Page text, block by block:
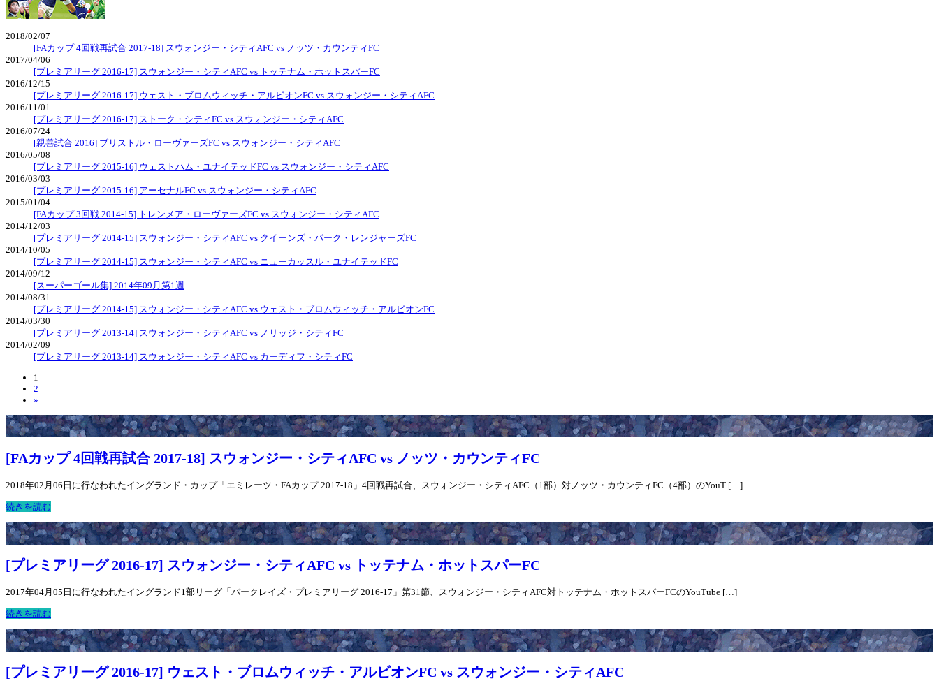
2018/02/07
[FAカップ 4回戦再試合 2017-18] スウォンジー・シティAFC vs ノッツ・カウンティFC
2017/04/06
[プレミアリーグ 2016-17] スウォンジー・シティAFC vs トッテナム・ホットスパーFC
2016/12/15
[プレミアリーグ 2016-17] ウェスト・ブロムウィッチ・アルビオンFC vs スウォンジー・シティAFC
2016/11/01
[プレミアリーグ 2016-17] ストーク・シティFC vs スウォンジー・シティAFC
2016/07/24
[親善試合 2016] ブリストル・ローヴァーズFC vs スウォンジー・シティAFC
2016/05/08
[プレミアリーグ 2015-16] ウェストハム・ユナイテッドFC vs スウォンジー・シティAFC
2016/03/03
[プレミアリーグ 2015-16] アーセナルFC vs スウォンジー・シティAFC
2015/01/04
[FAカップ 3回戦 2014-15] トレンメア・ローヴァーズFC vs スウォンジー・シティAFC
2014/12/03
[プレミアリーグ 2014-15] スウォンジー・シティAFC vs クイーンズ・パーク・レンジャーズFC
2014/10/05
[プレミアリーグ 2014-15] スウォンジー・シティAFC vs ニューカッスル・ユナイテッドFC
2014/09/12
[スーパーゴール集] 2014年09月第1週
2014/08/31
[プレミアリーグ 2014-15] スウォンジー・シティAFC vs ウェスト・ブロムウィッチ・アルビオンFC
2014/03/30
[プレミアリーグ 2013-14] スウォンジー・シティAFC vs ノリッジ・シティFC
2014/02/09
[プレミアリーグ 2013-14] スウォンジー・シティAFC vs カーディフ・シティFC
1
2
»
[FAカップ 4回戦再試合 2017-18] スウォンジー・シティAFC vs ノッツ・カウンティFC
2018年02月06日に行なわれたイングランド・カップ「エミレーツ・FAカップ 2017-18」4回戦再試合、スウォンジー・シティAFC（1部）対ノッツ・カウンティFC（4部）のYouT […]
続きを読む
[プレミアリーグ 2016-17] スウォンジー・シティAFC vs トッテナム・ホットスパーFC
2017年04月05日に行なわれたイングランド1部リーグ「バークレイズ・プレミアリーグ 2016-17」第31節、スウォンジー・シティAFC対トッテナム・ホットスパーFCのYouTube […]
続きを読む
[プレミアリーグ 2016-17] ウェスト・ブロムウィッチ・アルビオンFC vs スウォンジー・シティAFC